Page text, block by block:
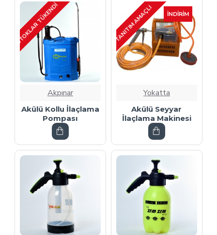
STOKLAR TÜKENDI
Akpınar
Akülü Kollu İlaçlama
Pompası
İNDIRIM
TANITIM AMAÇLI
Yokatta
Akülü Seyyar
İlaçlama Makinesi